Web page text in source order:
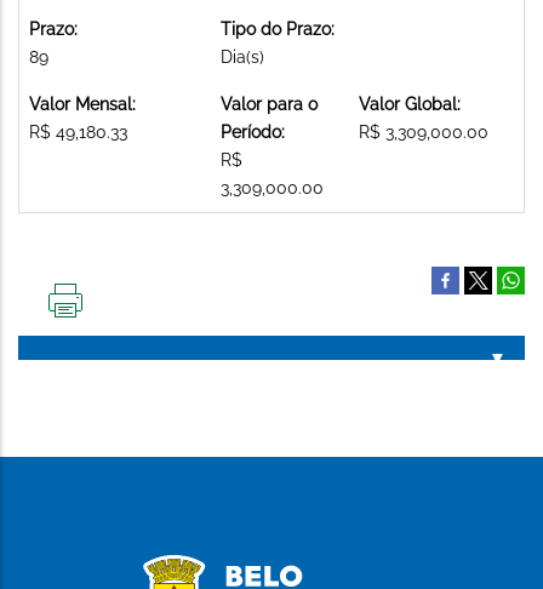
Prazo:
89
Tipo do Prazo:
Dia(s)
Valor Mensal:
R$ 49,180.33
Valor para o
Período:
R$
3,309,000.00
Valor Global:
R$ 3,309,000.00
PÁGINA